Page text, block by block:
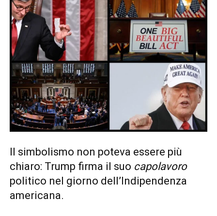
Il simbolismo non poteva essere più
chiaro: Trump firma il suo capolavoro
politico nel giorno dell’Indipendenza
americana.